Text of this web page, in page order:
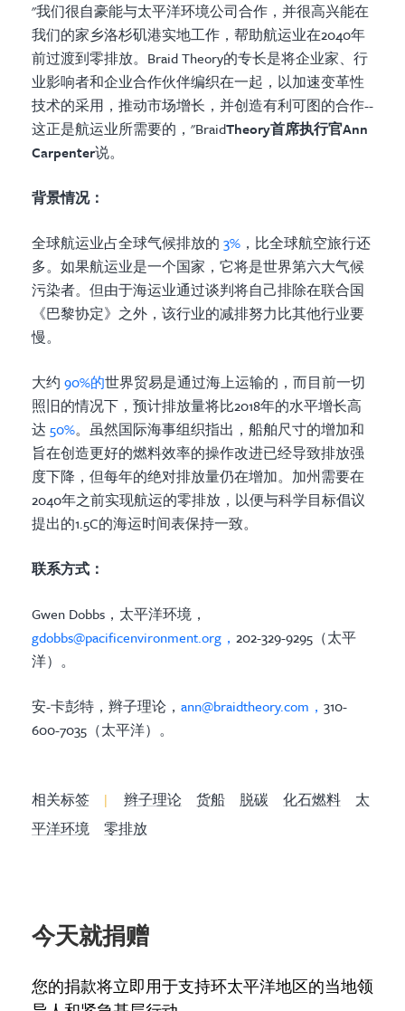
"我们很自豪能与太平洋环境公司合作，并很高兴能在
我们的家乡洛杉矶港实地工作，帮助航运业在2040年
前过渡到零排放。Braid Theory的专长是将企业家、行
业影响者和企业合作伙伴编织在一起，以加速变革性
技术的采用，推动市场增长，并创造有利可图的合作--
这正是航运业所需要的，"BraidTheory首席执行官Ann
Carpenter说。
背景情况：
全球航运业占全球气候排放的 3% ，比全球航空旅行还
多。如果航运业是一个国家，它将是世界第六大气候
污染者。但由于海运业通过谈判将自己排除在联合国
《巴黎协定》之外，该行业的减排努力比其他行业要
慢。
大约 90%的世界贸易是通过海上运输的，而目前一切
照旧的情况下，预计排放量将比2018年的水平增长高
达 50%。虽然国际海事组织指出，船舶尺寸的增加和
旨在创造更好的燃料效率的操作改进已经导致排放强
度下降，但每年的绝对排放量仍在增加。加州需要在
2040年之前实现航运的零排放，以便与科学目标倡议
提出的1.5C的海运时间表保持一致。
联系方式：
Gwen Dobbs，太平洋环境，
gdobbs@pacificenvironment.org， 202-329-9295（太平
洋）。
安-卡彭特，辫子理论， ann@braidtheory.com， 310-
600-7035（太平洋）。
相关标签 | 辫子理论 货船 脱碳 化石燃料
太
平洋环境
零排放
今天就捐赠
您的捐款将立即用于支持环太平洋地区的当地领